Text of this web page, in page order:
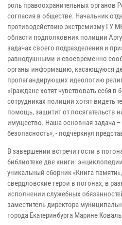
роль правоохранительных органов
согласия в обществе. Начальник
противодействию экстремизму ГУ
области подполковник полиции
задачах своего подразделения и
равнодушными и своевременно
органы информацию, касающуюся
пропагандирующих идеологию
«Граждане хотят чувствовать себя в
сотрудниках полиции хотят видеть
помощь, защитит от посягательств
имущество. Наша основная задача –
безопасность», - подчеркнул
В завершении встречи гости в
библиотеке две книги:
уникальный сборник «Книга
свердловские герои в погонах, в
исполнении служебных
заместитель директора
города Екатеринбурга Марине